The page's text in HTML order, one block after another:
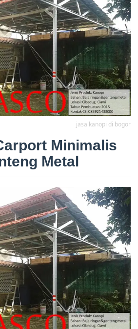
jasa kanopi di bogor
Minimalis
Metal